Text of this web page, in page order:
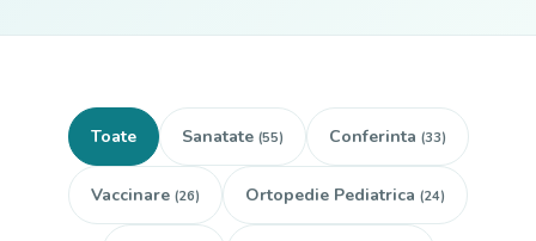
Toate Sanatate (55) Conferinta (33)
Vaccinare (26) Ortopedie Pediatrica (24)